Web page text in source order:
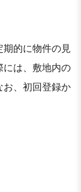
期的に物件の見
には、敷地内の
お、初回登録か